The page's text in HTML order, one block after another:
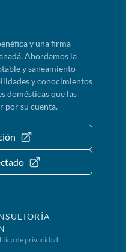
y una firma
Abordamos la
y saneamiento
y conocimientos
domésticas que las
por su cuenta.
de privacidad